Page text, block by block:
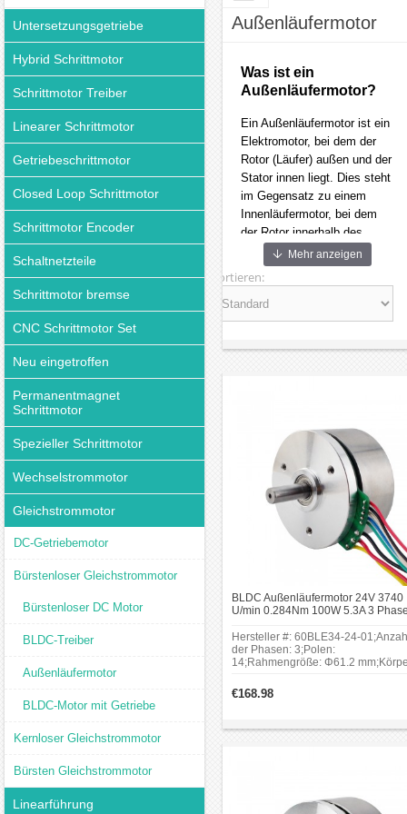
Untersetzungsgetriebe
Hybrid Schrittmotor
Schrittmotor Treiber
Linearer Schrittmotor
Getriebeschrittmotor
Closed Loop Schrittmotor
Schrittmotor Encoder
Schaltnetzteile
Schrittmotor bremse
CNC Schrittmotor Set
Neu eingetroffen
Permanentmagnet
Schrittmotor
Spezieller Schrittmotor
Wechselstrommotor
Gleichstrommotor
DC-Getriebemotor
Bürstenloser Gleichstrommotor
Bürstenloser DC Motor
BLDC-Treiber
Außenläufermotor
BLDC-Motor mit Getriebe
Kernloser Gleichstrommotor
Bürsten Gleichstrommotor
Linearführung
Außenläufermotor
Was ist ein
Außenläufermotor?
Ein Außenläufermotor ist ein
Elektromotor, bei dem der
Rotor (Läufer) außen und der
Stator innen liegt. Dies steht
im Gegensatz zu einem
Innenläufermotor, bei dem
der Rotor innerhalb des
Stators rotiert.
Außenläufermotoren sind
häufig BLDC
Außenläufermotoren
(bürstenlose DC-Motoren)
Leistungsdichte erforderlich
Vorteile und Merkmale
Ein Außenläufermotor bietet
mehrere Vorteile in
verschiedenen
Außenläufermotor ist
besonders kompakt, da der
Rotor außen und nicht
Dies führt zu einer höheren
Geringe Wärmeentwicklung:
Wärmeabfuhr oft effizienter,
Mehr anzeigen
Sortieren:
BLDC Außenläufermotor 24V 3740
U/min 0.284Nm 100W 5.3A 3
Hersteller #: 60BLE34-24-
der Phasen: 3;Polen:
14;Rahmengröße: Φ61.2
mm;Schaftlänge: 23 mm.
€168.98